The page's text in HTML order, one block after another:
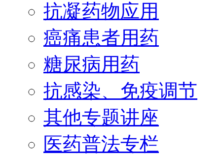
抗凝药物应用
癌痛患者用药
糖尿病用药
抗感染、免疫调节
其他专题讲座
医药普法专栏